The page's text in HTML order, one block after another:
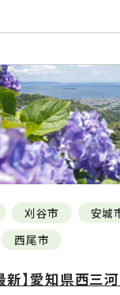
刈谷市
安城
西尾市
新】愛知県西三